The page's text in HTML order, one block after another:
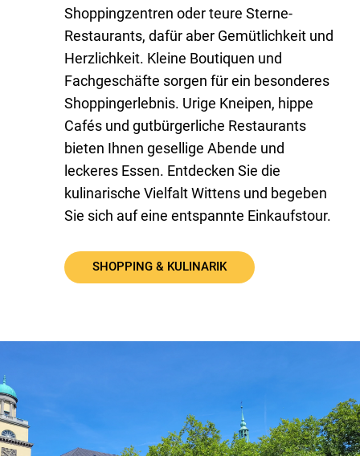
Shoppingzentren oder teure Sterne-
Restaurants, dafür aber Gemütlichkeit und
Herzlichkeit. Kleine Boutiquen und
Fachgeschäfte sorgen für ein besonderes
Shoppingerlebnis. Urige Kneipen, hippe
Cafés und gutbürgerliche Restaurants
bieten Ihnen gesellige Abende und
leckeres Essen. Entdecken Sie die
kulinarische Vielfalt Wittens und begeben
Sie sich auf eine entspannte Einkaufstour.
SHOPPING & KULINARIK